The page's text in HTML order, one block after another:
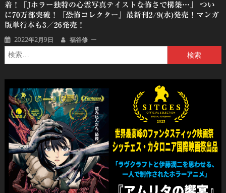
着！「Jホラー独特の心霊写真テイストな怖さで構築…」 つい
に70万部突破！『恐怖コレクター』最新刊2/9(水)発売！マンガ
版単行本も3／26発売！
2022年2月9日 福谷修
索: